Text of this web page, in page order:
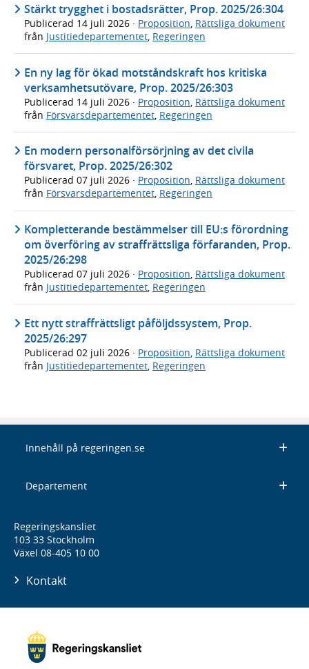
Stärkt trygghet i bostadsrätter, Prop. 2025/26:304
Publicerad 14 juli 2026 · Proposition, Rättsliga dokument
från Justitiedepartementet, Regeringen
En ny lag för ökad motståndskraft hos kritiska
verksamhetsutövare, Prop. 2025/26:303
Publicerad 14 juli 2026 · Proposition Rättsliga dokument
från Försvarsdepartementet Regeringen
En modern personalförsörjning av det civila
försvaret, Prop. 2025/26:302
Publicerad 07 juli 2026 · Proposition, Rättsliga dokument
från Försvarsdepartementet, Regeringen
Kompletterande bestämmelser till EU:s förordning
om överföring av straffrättsliga förfaranden, Prop.
2025/26:298
Publicerad 07 juli 2026 · Proposition, Rättsliga dokument
från Justitiedepartementet, Regeringen
Ett nytt straffrättsligt påföljdssystem, Prop.
2025/26:297
Publicerad 02 juli 2026 · Proposition Rättsliga dokument
från Justitiedepartementet Regeringen
Innehåll på regeringen.se
Departement
Regeringskansliet
103 33 Stockholm
Växel 08-405 10 00
Kontakt